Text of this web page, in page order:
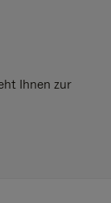
Ihnen zur